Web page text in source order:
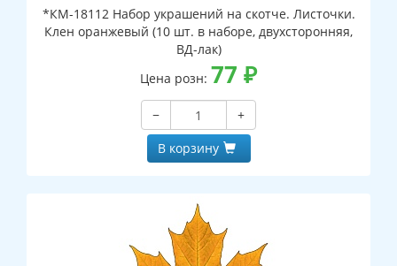
*КМ-18112 Набор украшений на скотче. Листочки.
Клен оранжевый (10 шт. в наборе, двухсторонняя,
ВД-лак)
Цена розн: 77 ₽
−
+
В корзину